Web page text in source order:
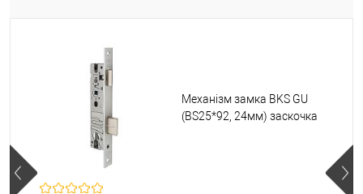
Механізм замка BKS GU
(BS25*92, 24мм) заскочка